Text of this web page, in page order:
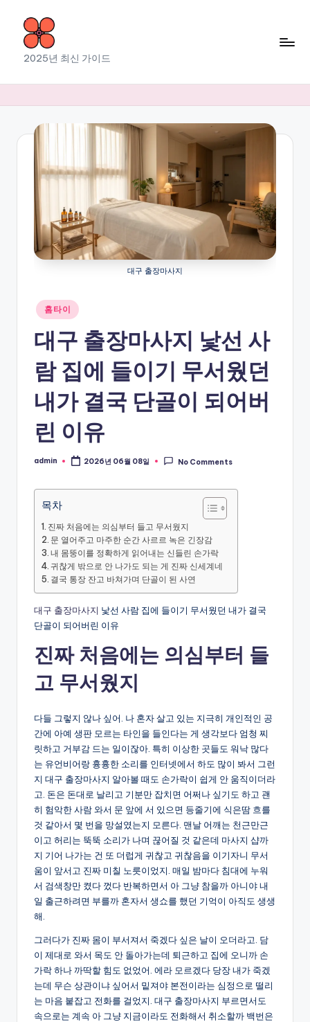
content
소
라
출
장
마
사
지
2025년 최신 가이드
대구 출장마사지
Posted
in
홈타이
대구 출장마사지 낯선 사
람 집에 들이기 무서웠던
내가 결국 단골이 되어버
린 이유
Posted
admin 2026년 06월 08일 No Comments
목차
진짜 처음에는 의심부터 들고 무서웠지
문 열어주고 마주한 순간 사르르 녹은 긴장감
내 몸뚱이를 정확하게 읽어내는 신들린 손가락
귀찮게 밖으로 안 나가도 되는 게 진짜 신세계네
결국 통장 잔고 바쳐가며 단골이 된 사연
대구 출장마사지 낯선 사람 집에 들이기 무서웠던 내가 결국
단골이 되어버린 이유
진짜 처음에는 의심부터 들
고 무서웠지
다들 그렇지 않나 싶어. 나 혼자 살고 있는 지극히 개인적인 공
간에 아예 생판 모르는 타인을 들인다는 게 생각보다 엄청 찌
릿하고 거부감 드는 일이잖아. 특히 이상한 곳들도 워낙 많다
는 유언비어랑 흉흉한 소리를 인터넷에서 하도 많이 봐서 그런
지 대구 출장마사지 알아볼 때도 손가락이 쉽게 안 움직이더라
고. 돈은 돈대로 날리고 기분만 잡치면 어쩌나 싶기도 하고 괜
히 험악한 사람 와서 문 앞에 서 있으면 등줄기에 식은땀 흐를
것 같아서 몇 번을 망설였는지 모른다. 맨날 어깨는 천근만근
이고 허리는 뚝뚝 소리가 나며 끊어질 것 같은데 마사지 샵까
지 기어 나가는 건 또 더럽게 귀찮고 귀찮음을 이기자니 무서
움이 앞서고 진짜 미칠 노릇이었지. 매일 밤마다 침대에 누워
서 검색창만 켰다 껐다 반복하면서 아 그냥 참을까 아니야 내
일 출근하려면 부를까 혼자서 생쇼를 했던 기억이 아직도 생생
해.
그러다가 진짜 몸이 부서져서 죽겠다 싶은 날이 오더라고. 담
이 제대로 와서 목도 안 돌아가는데 퇴근하고 집에 오니까 손
가락 하나 까딱할 힘도 없었어. 에라 모르겠다 당장 내가 죽겠
는데 무슨 상관이냐 싶어서 밑져야 본전이라는 심정으로 떨리
는 마음 붙잡고 전화를 걸었지. 대구 출장마사지 부르면서도
속으로는 계속 아 그냥 지금이라도 전화해서 취소할까 백번은